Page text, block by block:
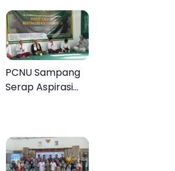
Kasus Rudapaksa
Anak 27
Tersangka
PCNU Sampang
Serap Aspirasi